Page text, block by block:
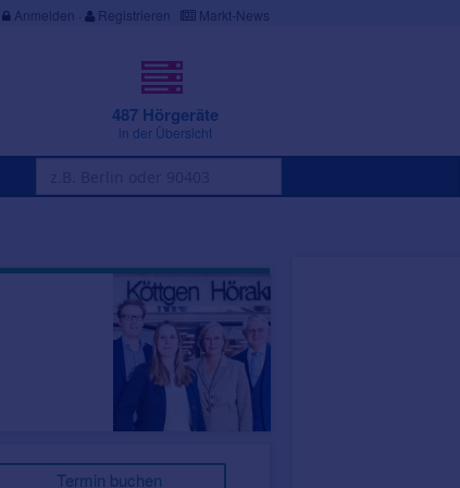
Anmelden · Registrieren Markt-News
487 Hörgeräte
in der Übersicht
Termin buchen